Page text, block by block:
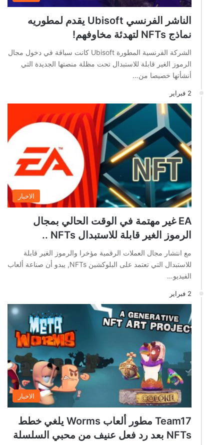
الناشر الفرنسي Ubisoft يقدم لمطوريه
نماذج NFTs لتهدئة مخاوفهم!
الشركة الفرنسية المطورة Ubisoft كانت سباقة في دخول مجال
الرموز الغير قابلة للاستبدال تحت مظلة منصتها الجديدة التي
أنشأتها خصيصا من…
2 فبراير
الاخبار
EA غير مهتمة في الوقت الحالي بمجال
الرموز الغير قابلة للاستبدال NFTs ..
مع انتشار مجال العملات الرقمية مؤخرا والرموز الغير قابلة
للاستبدال التي تعتمد على البلوكشين NFTs, يبدو أن صناعة ألعاب
الفيديو…
2 فبراير
الاخبار
Team17 مطور ألعاب Worms يلغي خطط
NFTs بعد رد فعل عنيف من محبي السلسلة